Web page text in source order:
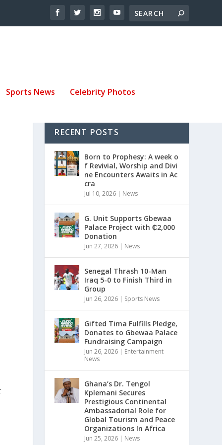
Sports News Celebrity Photos
RECENT POSTS
Born to Prophesy: A week o
f Revivial, Worship and Divi
ne Encounters Awaits in Ac
cra
Jul 10, 2026 | News
G. Unit Supports Gbewaa
Palace Project with ₵2,000
Donation
Jun 27, 2026 | News
Senegal Thrash 10-Man
Iraq 5-0 to Finish Third in
Group
Jun 26, 2026 | Sports News
Gifted Tima Fulfills Pledge,
Donates to Gbewaa Palace
Fundraising Campaign
Jun 26, 2026 | Entertainment
News
Ghana’s Dr. Tengol
Kplemani Secures
Prestigious Continental
Ambassadorial Role for
Global Tourism and Peace
Organizations In Africa
Jun 25, 2026 | News